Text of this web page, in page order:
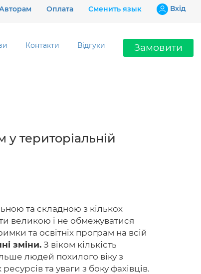
Оплата Сменить язык Вхiд
Контакти Відгуки Замовити
у територіальній
та складною з кількох
великою і не обмежуватися
та освітніх програм на всій
зміни.З віком кількість
людей похилого віку з
та уваги з боку фахівців.
Відгуки
097 802 02 99
Головна